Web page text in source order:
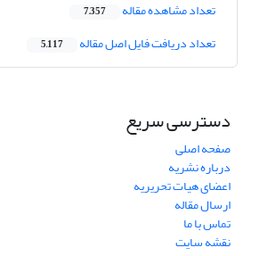
تعداد مشاهده مقاله 7,357
تعداد دریافت فایل اصل مقاله 5,117
دسترسی سریع
صفحه اصلی
درباره نشریه
اعضای هیات تحریریه
ارسال مقاله
تماس با ما
نقشه سایت